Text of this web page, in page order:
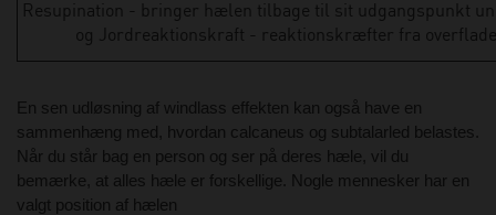
Resupination - bringer hælen tilbage til sit udgangspunkt
og Jordreaktionskraft - reaktionskræfter fra
En sen udløsning af windlass effekten kan også have en
sammenhæng med, hvordan calcaneus og subtalarled belastes.
Når du står bag en person og ser på deres hæle, vil du
bemærke, at alles hæle er forskellige. Nogle mennesker har en
valgt position af hælen